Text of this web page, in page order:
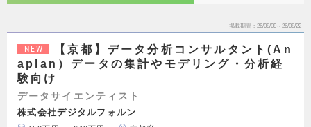
掲載期間 26/08/09～26/08/22
NEW
【京都】データ分析コンサルタント(An
aplan）データの集計やモデリング・分析経
験向け
データサイエンティスト
株式会社デジタルフォルン